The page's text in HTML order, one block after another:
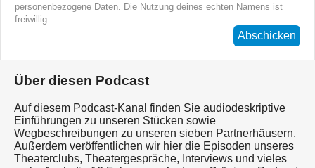
personenbezogene Daten. Die Nutzung deines echten Namens ist
freiwillig.
Abschicken
Über diesen Podcast
Auf diesem Podcast-Kanal finden Sie audiodeskriptive
Einführungen zu unseren Stücken sowie
Wegbeschreibungen zu unseren sieben Partnerhäusern.
Außerdem veröffentlichen wir hier die Episoden unseres
Theaterclubs, Theatergespräche, Interviews und vieles